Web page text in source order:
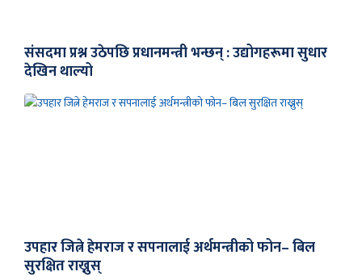
संसदमा प्रश्न उठेपछि प्रधानमन्त्री भन्छन् : उद्योगहरूमा सुधार
देखिन थाल्यो
उपहार जित्ने हेमराज र सपनालाई अर्थमन्त्रीको फोन– बिल
सुरक्षित राख्नुस्